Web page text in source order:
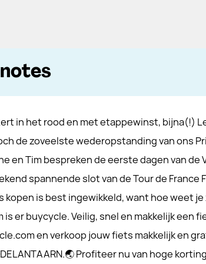
in het rood en met etappewinst, bijna(!)
de zoveelste wederopstanding van ons
en Tim bespreken de eerste dagen van de
spannende slot van de Tour de France
kopen is best ingewikkeld, want hoe weet
is er buycycle. Veilig, snel en makkelijk een
en verkoop jouw fiets makkelijk en
Profiteer nu van hoge